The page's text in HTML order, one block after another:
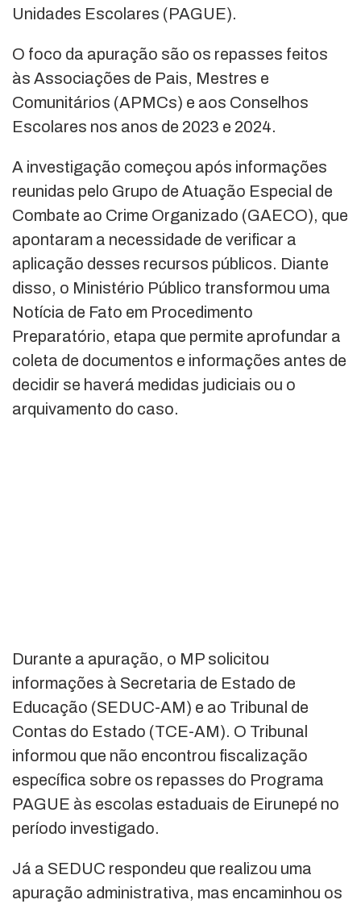
Unidades Escolares (PAGUE).
O foco da apuração são os repasses feitos
às Associações de Pais, Mestres e
Comunitários (APMCs) e aos Conselhos
Escolares nos anos de 2023 e 2024.
A investigação começou após informações
reunidas pelo Grupo de Atuação Especial de
Combate ao Crime Organizado (GAECO), que
apontaram a necessidade de verificar a
aplicação desses recursos públicos. Diante
disso, o Ministério Público transformou uma
Notícia de Fato em Procedimento
Preparatório, etapa que permite aprofundar a
coleta de documentos e informações antes de
decidir se haverá medidas judiciais ou o
arquivamento do caso.
Durante a apuração, o MP solicitou
informações à Secretaria de Estado de
Educação (SEDUC-AM) e ao Tribunal de
Contas do Estado (TCE-AM). O Tribunal
informou que não encontrou fiscalização
específica sobre os repasses do Programa
PAGUE às escolas estaduais de Eirunepé no
período investigado.
Já a SEDUC respondeu que realizou uma
apuração administrativa, mas encaminhou os